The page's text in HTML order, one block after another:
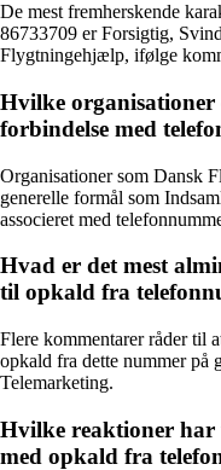
De mest fremherskende
86733709 er Forsigtig,
Flygtningehjælp, ifølge
Hvilke
forbindelse med
Organisationer som Dansk
generelle formål som
associeret med
Hvad er det mest
til opkald fra
Flere kommentarer råder til
opkald fra dette nummer på
Telemarketing.
Hvilke reaktioner har
med opkald fra